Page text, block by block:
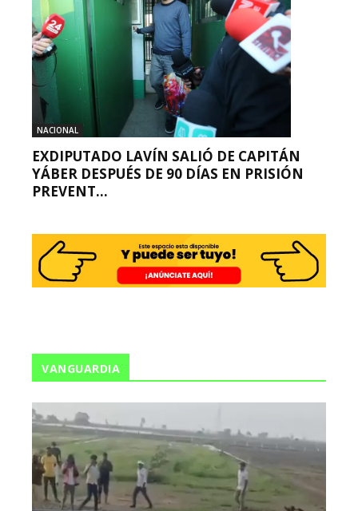
NACIONAL
EXDIPUTADO LAVÍN SALIÓ DE CAPITÁN
YÁBER DESPUÉS DE 90 DÍAS EN PRISIÓN
PREVENT...
VANGUARDIA